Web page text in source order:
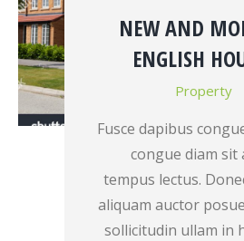
NEW AND
ENGLISH
Property
Fusce dapibus
congue diam sit
tempus lectus.
aliquam auctor
sollicitudin ullam in